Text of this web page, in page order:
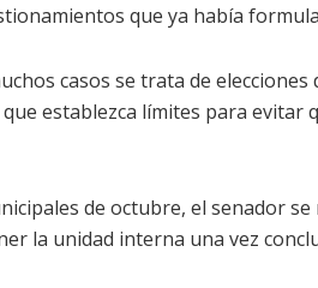
que ya había
casos se trata de
establezca límites para evitar
de octubre, el senador
la unidad interna una vez